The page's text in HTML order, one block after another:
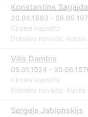
Konstantins
20.04.1893 -
Ciroles kapsēta
Dobeles novads:
Vilis Dambis
05.01.1924 -
Ciroles kapsēta
Dobeles novads:
Sergejs Jablonskijs